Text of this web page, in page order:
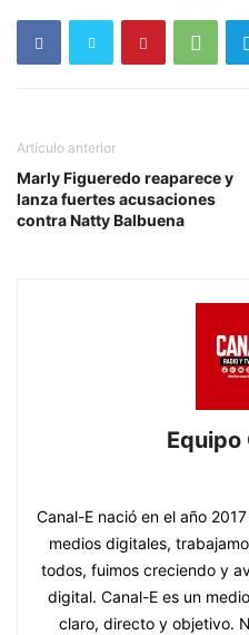
Artículo anterior
Marly Figueredo reaparece y
lanza fuertes acusaciones
contra Natty Balbuena
Equipo
Canal-E nació en el año
medios digitales,
todos, fuimos creciendo y
digital. Canal-E es un
claro, directo y objetivo.